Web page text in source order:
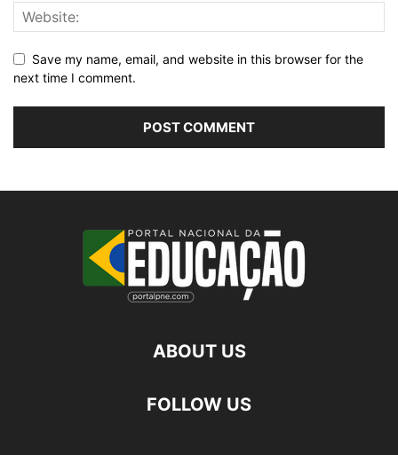
Save my name, email, and website in this browser for the
next time I comment.
ABOUT US
FOLLOW US